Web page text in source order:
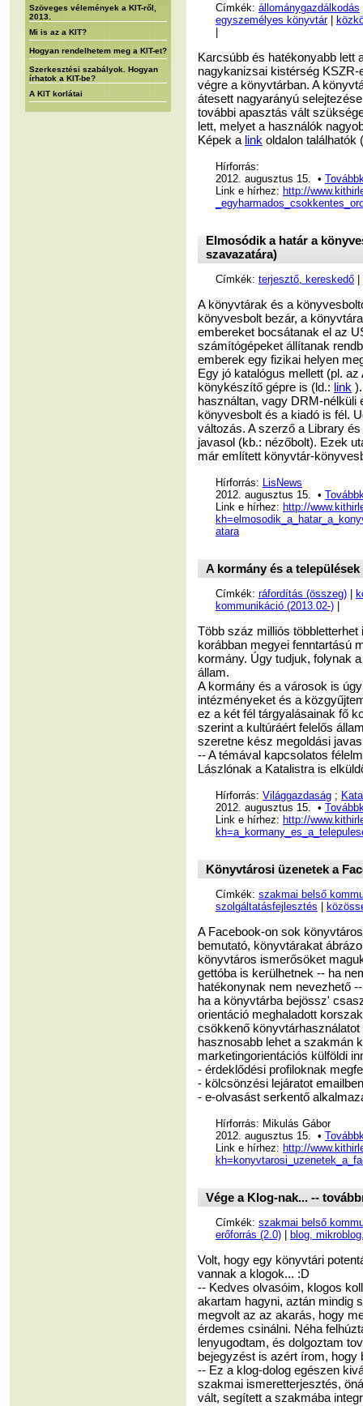
Szöveges vélemények a KIT-ről,
2013.
Mi is az a KIT?
Hogyan rendelhetem meg a KIT-et?
Szerkesztési szabályok. Hogyan
írhatok a KIT-be?
A KIT korlátai
Címkék: állománygazdálkodás
egyszemélyes könyvtár|
Karcsúbb és hatékonyabb lett
nagykanizsai kistérség
végre a könyvtárban. A
átesett nagyarányú
további apasztás vált
lett, melyet a használók
Képek a link oldalon találhatók
Hírforrás:
2012. augusztus 15. •
Link e hírhez: http://
Elmosódik a határ a
szavazatára)
Címkék: terjesztő, kereskedő
A könyvtárak és a
könyvesbolt bezár, a
embereket bocsátanak el az
számítógépeket állítanak
emberek egy fizikai helyen
Egy jó katalógus mellett (pl.
könykészítő gépre is (ld.: link
használtan, vagy DRM-nélküli
könyvesbolt és a kiadó is fél.
változás. A szerző a Library
javasol (kb.: nézőbolt). Ezek
már említett könyvtár-
Hírforrás: LisNews
2012. augusztus 15. •
Link e hírhez: http://
atara
A kormány és a
Címkék: ráfordítás (összeg)
kommunikáció (2013.02-)
Több száz milliós
korábban megyei fenntartású
kormány. Úgy tudjuk, folynak
állam.
A kormány és a városok is
intézményeket és a
ez a két fél tárgyalásainak fő
szerint a kultúráért felelős
szeretne kész megoldási
-- A témával kapcsolatos
Lászlónak a Katalistra is
Hírforrás: Világgazdaság ;
2012. augusztus 15. •
Link e hírhez: http://
Könyvtárosi üzenetek a
Címkék: szakmai belső
szolgáltatásfejlesztés
A Facebook-on sok
bemutató, könyvtárakat
könyvtáros ismerősöket
gettóba is kerülhetnek -- ha
hatékonynak nem nevezhető
ha a könyvtárba bejössz'
orientáció meghaladott
csökkenő
hasznosabb lehet a szakmán
marketingorientációs külföldi
- érdeklődési profiloknak
- kölcsönzési lejáratot
- e-olvasást serkentő
Hírforrás: Mikulás Gábor
2012. augusztus 15. •
Link e hírhez: http://
Vége a Klog-nak... --
Címkék: szakmai belső
erőforrás (2.0)
blog,
Volt, hogy egy könyvtári
vannak a klogok... :D
-- Kedves olvasóim, klogos
akartam hagyni, aztán mindig
megvolt az az akarás, hogy
érdemes csinálni. Néha
lenyugodtam, és dolgoztam
bejegyzést is azért írom, hogy
-- Ez a klog-dolog egészen
szakmai ismeretterjesztés,
vált, segített a szakmába